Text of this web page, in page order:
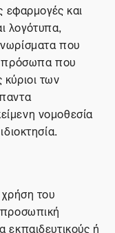
εφαρμογές και
λογότυπα,
που
πρόσωπα που
των
νομοθεσία
χρήση του
προσωπική
ή